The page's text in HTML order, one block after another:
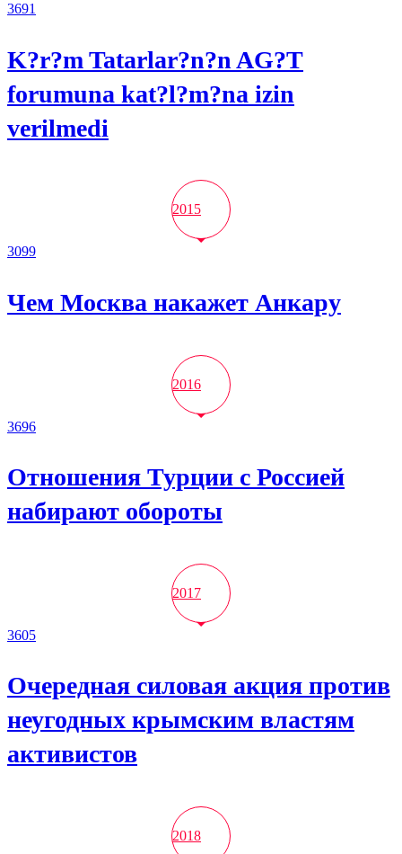
3691
K?r?m Tatarlar?n?n AG?T
forumuna kat?l?m?na izin
verilmedi
2015
3099
Чем Москва накажет Анкару
2016
3696
Отношения Турции с Россией
набирают обороты
2017
3605
Очередная силовая акция против
неугодных крымским властям
активистов
2018